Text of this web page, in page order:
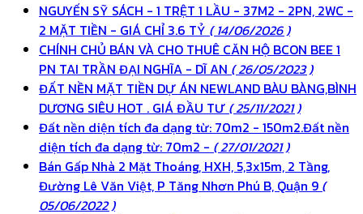
NGUYẾN SỸ SÁCH - 1 TRỆT 1 LẦU - 37M2 - 2PN, 2WC -
2 MẶT TIỀN - GIÁ CHỈ 3.6 TỶ ( 14/06/2026 )
CHÍNH CHỦ BÁN VÀ CHO THUÊ CĂN HỘ BCON BEE 1
PN TAI TRẦN ĐẠI NGHĨA - DĨ AN ( 26/05/2023 )
ĐẤT NỀN MẶT TIỀN DỰ ÁN NEWLAND BÀU BÀNG,BÌNH
DƯƠNG SIÊU HOT . GIÁ ĐẦU TƯ ( 25/11/2021 )
Đất nền diện tích đa dạng từ: 70m2 - 150m2.Đất nền
diện tích đa dạng từ: 70m2 - ( 27/01/2021 )
Bán Gấp Nhà 2 Mặt Thoáng, HXH, 5,3x15m, 2 Tầng,
Đường Lê Văn Việt, P Tăng Nhơn Phú B, Quận 9 (
05/06/2022 )